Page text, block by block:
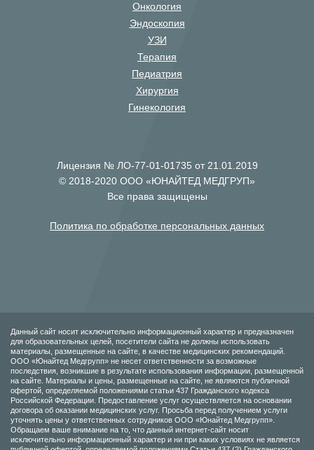
Онкология
Эндоскопия
УЗИ
Терапия
Педиатрия
Хирургия
Гинекология
Лицензия № ЛО-77-01-01735 от 21.01.2019
© 2018-2020 ООО «ЮНАЙТЕД МЕДГРУП»
Все права защищены
Политика по обработке персональных данных
Данный сайт носит исключительно информационный характер и предназначен
для образовательных целей, посетители сайта не должны использовать
материалы, размещенные на сайте, в качестве медицинских рекомендаций.
ООО «Юнайтед Медгрупп» не несет ответственности за возможные
последствия, возникшие в результате использования информации, размещенной
на сайте. Материалы и цены, размещенные на сайте, не являются публичной
офертой, определяемой положениями статьи 437 Гражданского кодекса
Российской Федерации. Предоставление услуг осуществляется на основании
договора об оказании медицинских услуг. Просьба перед получением услуги
уточнять цены у ответственных сотрудников ООО «Юнайтед Медгрупп».
Обращаем ваше внимание на то, что данный интернет-сайт носит
исключительно информационный характер и ни при каких условиях не является